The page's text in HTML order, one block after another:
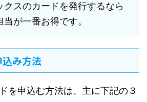
クスのカードを発行するなら
当が一番お得です。
込み方法
を申込む方法は、主に下記の３